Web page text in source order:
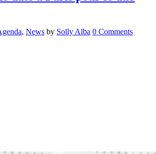
, News by Solly Alba 0 Comments